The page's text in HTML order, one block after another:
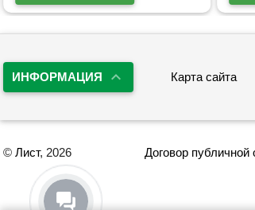
ИНФОРМАЦИЯ Карта сайта
© Лист, 2026 Договор